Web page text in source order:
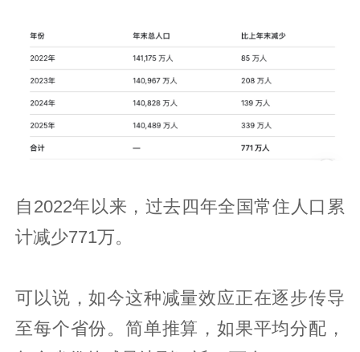
自2022年以来，过去四年全国常住人口累
计减少771万。
可以说，如今这种减量效应正在逐步传导
至每个省份。简单推算，如果平均分配，